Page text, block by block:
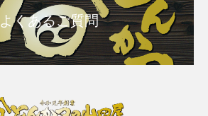
よくあるご質問